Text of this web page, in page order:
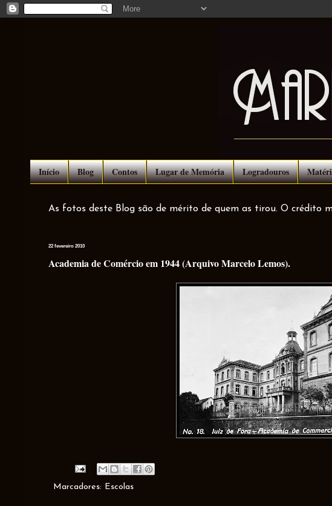
Início Blog Contos Lugar de Memória Logradouros
As fotos deste Blog são de mérito de quem as tirou. O crédito
22 fevereiro 2010
Academia de Comércio em 1944 (Arquivo Marcelo Lemos).
Marcadores: Escolas